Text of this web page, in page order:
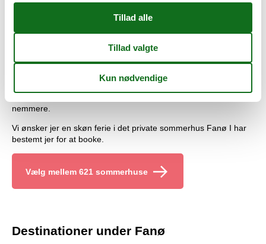
Book en privat sommerhus Fanø hos Vacasol!
direkte her fra portalen. Såfremt du har spørgsmål vedrørende
din leje af et privat sommerhus Fanø, er du selvfølgelig meget
velkommen til at kontakte os. Vi besvarer gerne de spørgsmål
der måtte være omkring privat udlejning af et sommerhus Fanø.
nemmere.
Vi ønsker jer en skøn ferie i det private sommerhus Fanø I har
bestemt jer for at booke.
Vælg mellem 621 sommerhuse
Destinationer under Fanø